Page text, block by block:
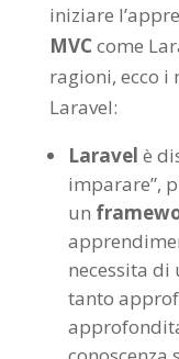
iniziare
MVCcome
ragioni, ecco
Laravel:
Laravel è
imparare”,
un
necessita di
tanto